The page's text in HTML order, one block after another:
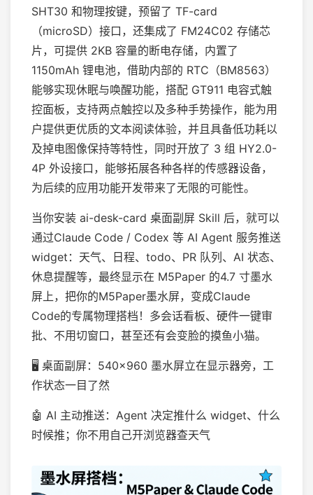
SHT30 和物理按键，预留了 TF-card
（microSD）接口，还集成了 FM24C02 存储芯
片，可提供 2KB 容量的断电存储，内置了
1150mAh 锂电池，借助内部的 RTC（BM8563）
能够实现休眠与唤醒功能，搭配 GT911 电容式触
控面板，支持两点触控以及多种手势操作，能为用
户提供更优质的文本阅读体验，并且具备低功耗以
及掉电图像保持等特性，同时开放了 3 组 HY2.0-
4P 外设接口，能够拓展各种各样的传感器设备，
为后续的应用功能开发带来了无限的可能性。
当你安装 ai-desk-card 桌面副屏 Skill 后，就可以
通过Claude Code / Codex 等 AI Agent 服务推送
widget：天气、日程、todo、PR 队列、AI 状态、
休息提醒等，最终显示在 M5Paper 的4.7 寸墨水
屏上，把你的M5Paper墨水屏，变成Claude
Code的专属物理搭档！多会话看板、硬件一键审
批、不用切窗口，甚至还有会变脸的摸鱼小猫。
🖥 桌面副屏：540×960 墨水屏立在显示器旁，工
作状态一目了然
🤖 AI 主动推送：Agent 决定推什么 widget、什么
时候推；你不用自己开浏览器查天气